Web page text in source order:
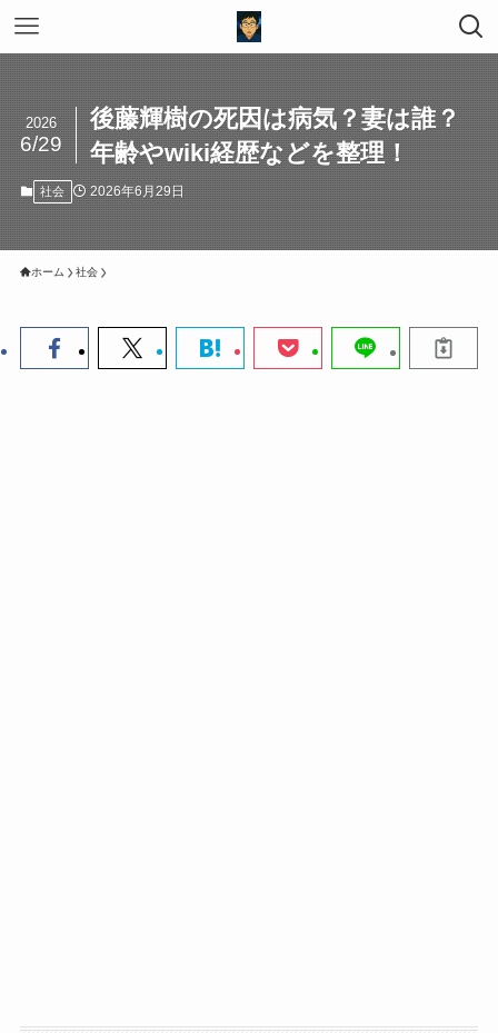
後藤輝樹の死因は病気？妻は誰？
年齢やwiki経歴などを整理！
2026
6/29
社会 2026年6月29日
ホーム 社会